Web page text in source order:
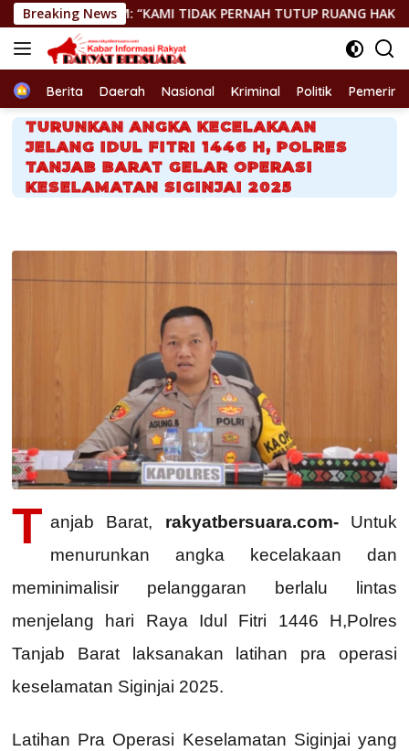
Langsung
ke
konten
Breaking News
TIDAK PERNAH TUTUP RUANG HAK JAWAB”
HomeBerita Daerah Nasional Kriminal Politik
TURUNKAN ANGKA KECELAKAAN
JELANG IDUL FITRI 1446 H, POLRES
TANJAB BARAT GELAR OPERASI
KESELAMATAN SIGINJAI 2025
T anjab Barat, rakyatbersuara.com-Untuk
menurunkan angka kecelakaan dan
meminimalisir pelanggaran berlalu lintas
menjelang hari Raya Idul Fitri 1446 H,Polres
Tanjab Barat laksanakan latihan pra operasi
keselamatan Siginjai 2025.
Latihan Pra Operasi Keselamatan Siginjai yang